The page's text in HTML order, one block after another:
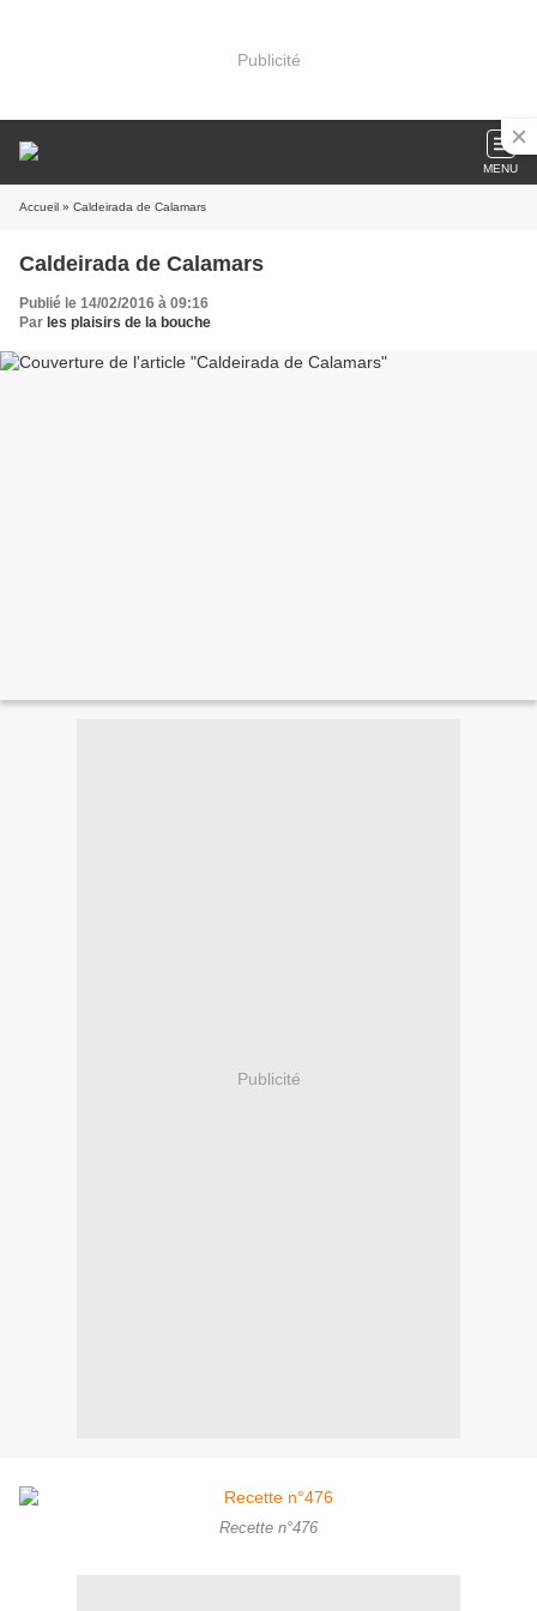
Publicité
MENU
Accueil » Caldeirada de Calamars
Caldeirada de Calamars
Publié le 14/02/2016 à 09:16
Par les plaisirs de la bouche
Publicité
Recette n°476